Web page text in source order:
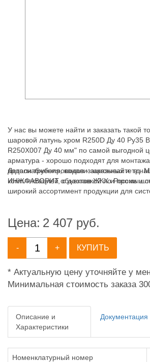
У нас вы можете найти и заказать такой
шаровой латунь хром R250D Ду 40 Ру35
R250X007 Ду 40 мм" по самой выгодной
арматура - хорошо подходят для
водоснабжения, канализационных и т.д.
комплектацией объектов ЖКХ и
широкий ассортимент продукции для
Детали трубопроводов - заказывайте в
ИНЖФАВОРИТ, с доставкой по России и
Цена: 2 407 руб.
- + КУПИТЬ
* Актуальную цену уточняйте у
Минимальная стоимость заказа
Описание и
Характеристики
Документация
Номенклатурный номер